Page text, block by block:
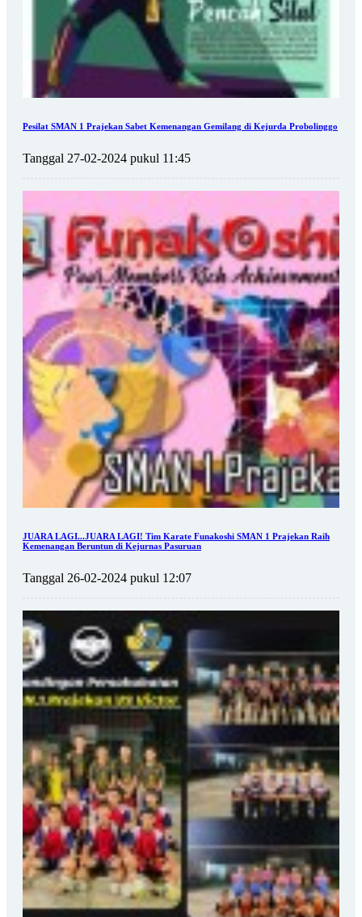
Pesilat SMAN 1 Prajekan Sabet Kemenangan Gemilang di Kejurda Probolinggo
Tanggal 27-02-2024 pukul 11:45
JUARA LAGI...JUARA LAGI! Tim Karate Funakoshi SMAN 1 Prajekan Raih
Kemenangan Beruntun di Kejurnas Pasuruan
Tanggal 26-02-2024 pukul 12:07